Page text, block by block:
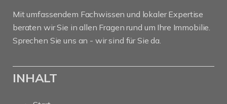
Mit umfassendem Fachwissen und lokaler Expertise
beraten wir Sie in allen Fragen rund um Ihre Immobilie.
Sprechen Sie uns an - wir sind für Sie da.
INHALT